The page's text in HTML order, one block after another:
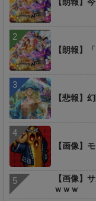
【朗報】
【悲報】
【画像】
【画像】
ｗｗｗ